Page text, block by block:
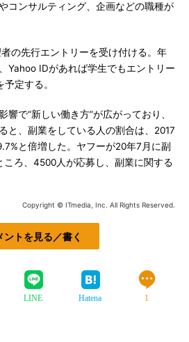
コンサルティング、企画などの職種が
の先行エントリーを受け付ける。年
Yahoo IDがあれば学生でもエントリー
定する。
で“新しい働き方”が広がっており、
と、副業をしている人の割合は、2017
と倍増した。ヤフーが20年7月に副
ころ、4500人が応募し、副業に関する
Copyright © ITmedia, Inc. All Rights Reserved.
ントを見る／書く
LINE Hatena 1